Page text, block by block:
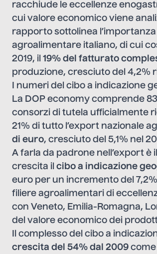
racchiude le eccellenze
cui valore economico viene
rapporto sottolinea
agroalimentare italiano, di cui
2019, il 19% del fatturato
produzione, cresciuto del 4,2%
I numeri del cibo a indicazione
La DOP economy comprende
consorzi di tutela ufficialmente
21% di tutto l’export nazionale
di euro, cresciuto del 5,1% nel
A farla da padrone nell’export è il
crescita il cibo a indicazione
euro per un incremento del
filiere agroalimentari di
con Veneto, Emilia-Romagna,
del valore economico dei
Il complesso del cibo a
crescita del 54% dal 2009